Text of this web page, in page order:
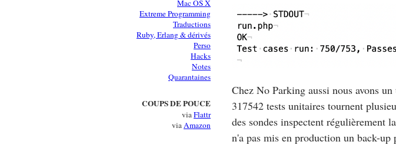
Mac OS X
Extreme Programming
Traductions
Ruby, Erlang & dérivés
Perso
Hacks
Notes
Quarantaines
COUPS DE POUCE
viaFlattr
viaAmazon
Chez No Parking aussi nous avons
317542 tests unitaires tournent
des sondes inspectent régulièrement
n'a pas mis en production un back-